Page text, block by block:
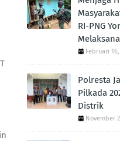
RI-PNG
Februari
Polresta
Pilkada
Distrik
November